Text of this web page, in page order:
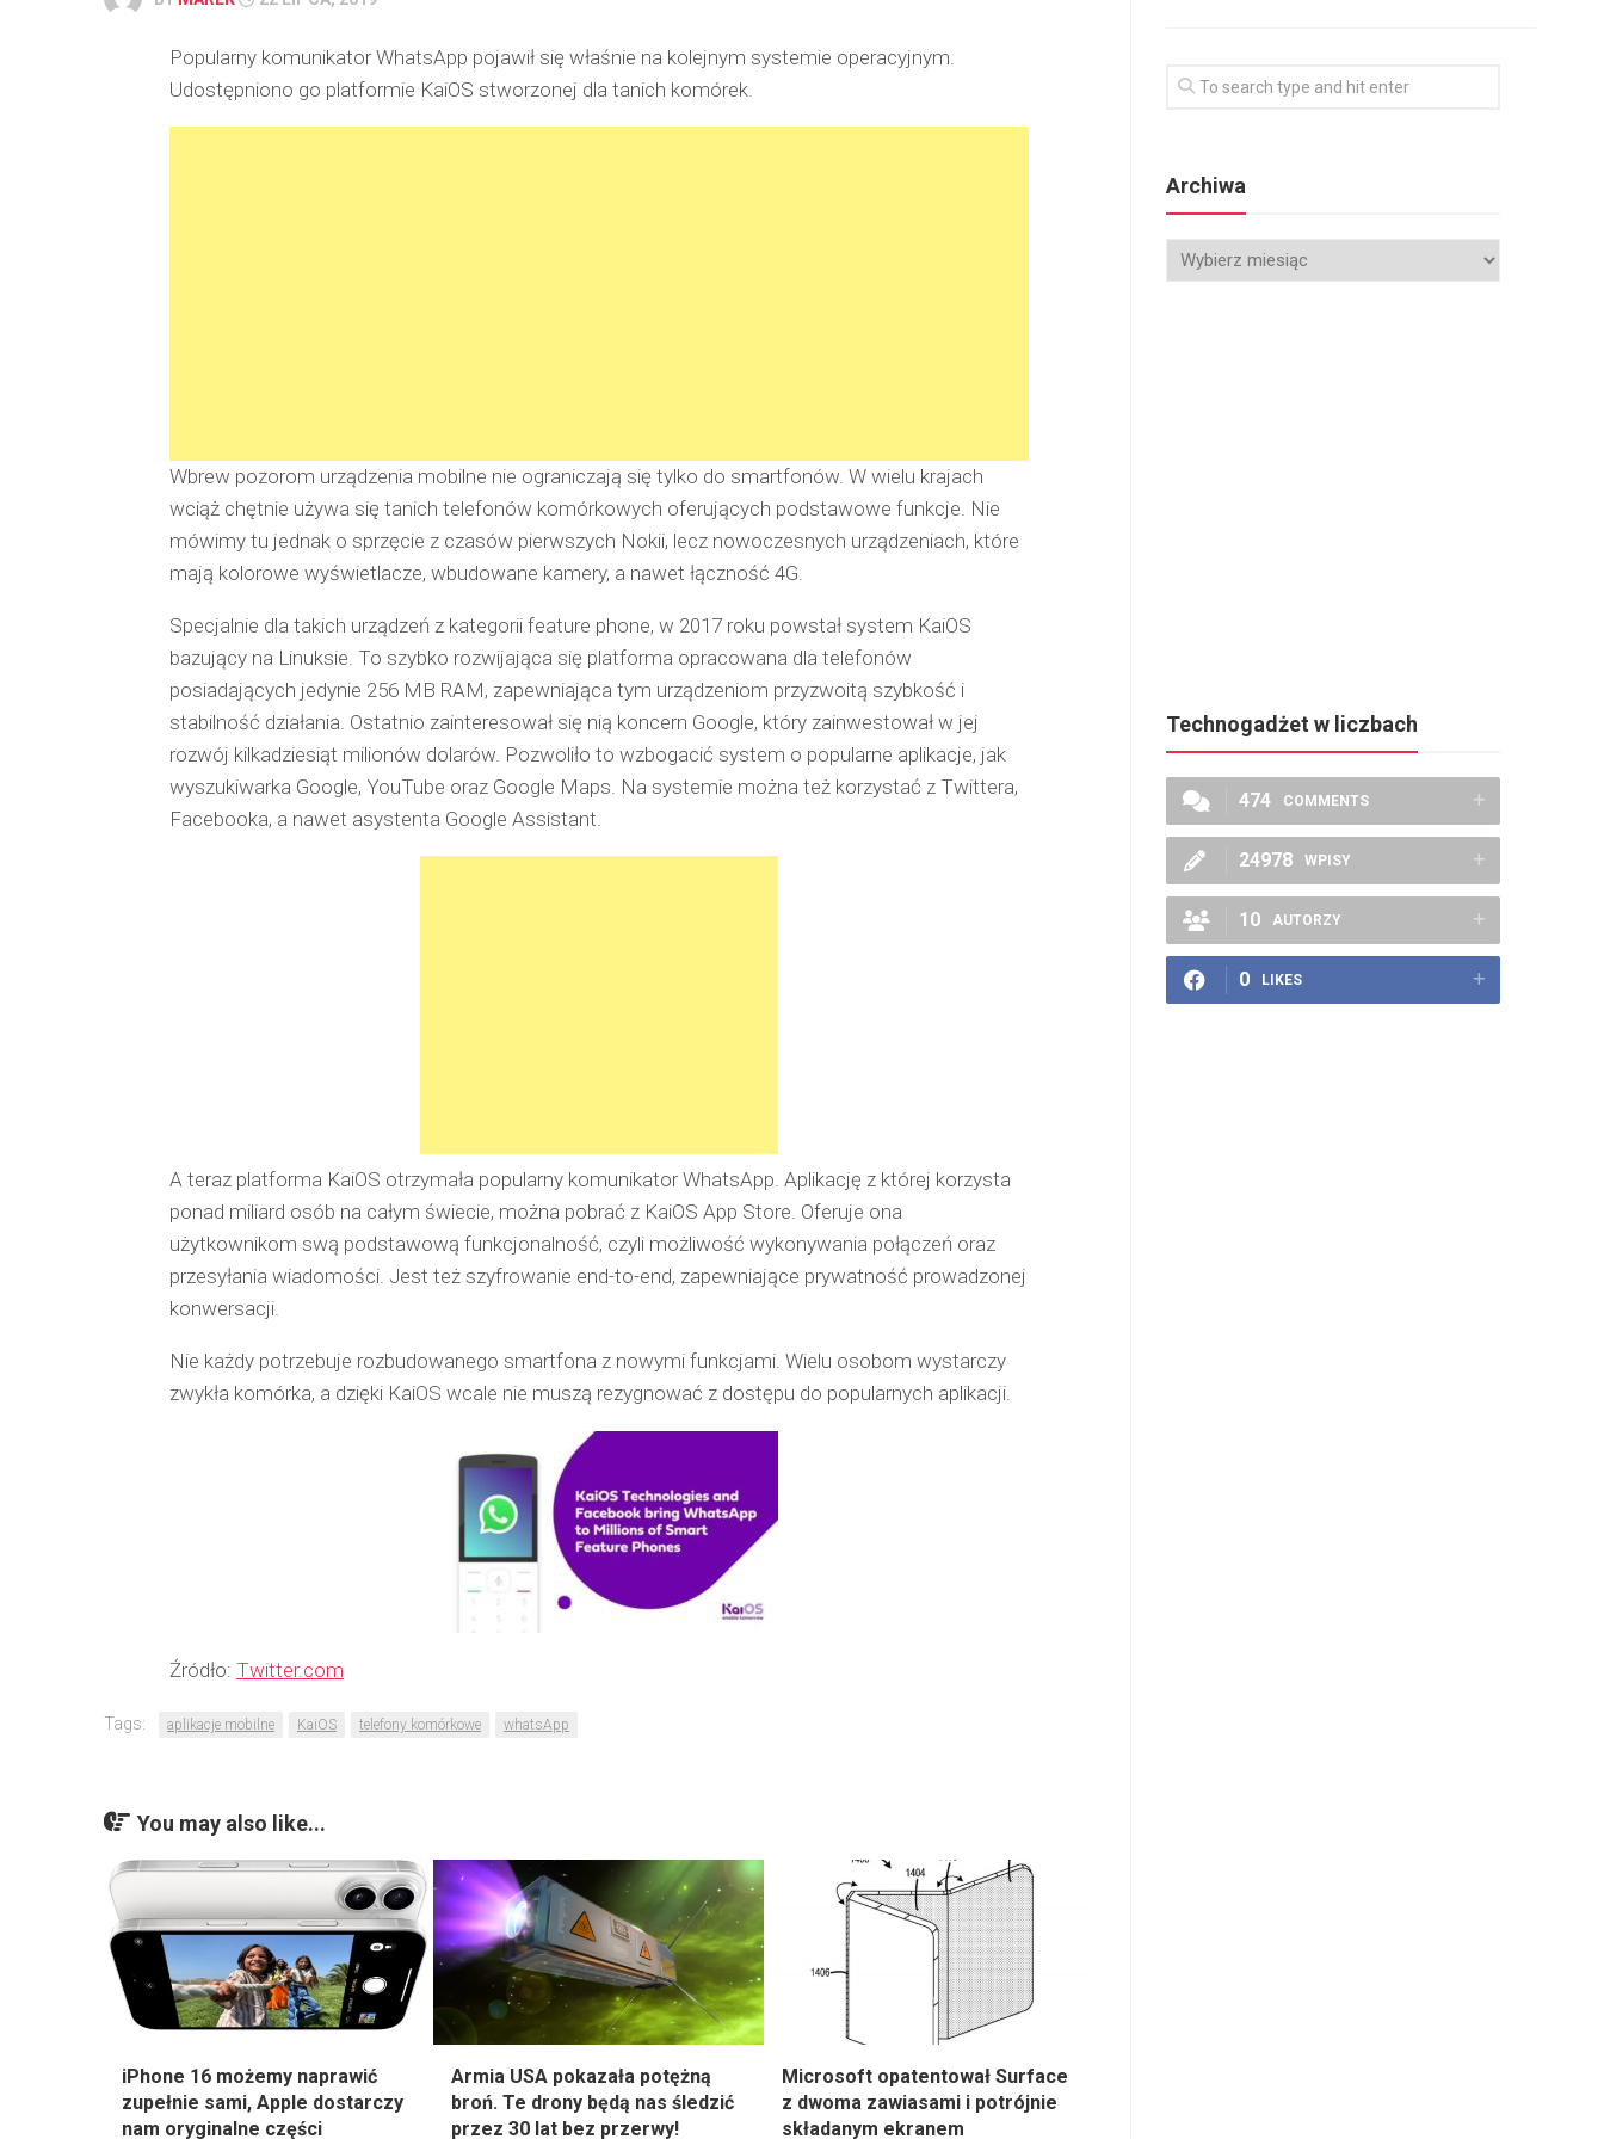
Popularny komunikator WhatsApp pojawił się właśnie na kolejnym systemie operacyjnym.
Udostępniono go platformie KaiOS stworzonej dla tanich komórek.
Wbrew pozorom urządzenia mobilne nie ograniczają się tylko do smartfonów. W wielu krajach
wciąż chętnie używa się tanich telefonów komórkowych oferujących podstawowe funkcje. Nie
mówimy tu jednak o sprzęcie z czasów pierwszych Nokii, lecz nowoczesnych urządzeniach, które
mają kolorowe wyświetlacze, wbudowane kamery, a nawet łączność 4G.
Specjalnie dla takich urządzeń z kategorii feature phone, w 2017 roku powstał system KaiOS
bazujący na Linuksie. To szybko rozwijająca się platforma opracowana dla telefonów
posiadających jedynie 256 MB RAM, zapewniająca tym urządzeniom przyzwoitą szybkość i
stabilność działania. Ostatnio zainteresował się nią koncern Google, który zainwestował w jej
rozwój kilkadziesiąt milionów dolarów. Pozwoliło to wzbogacić system o popularne aplikacje, jak
wyszukiwarka Google, YouTube oraz Google Maps. Na systemie można też korzystać z Twittera,
Facebooka, a nawet asystenta Google Assistant.
A teraz platforma KaiOS otrzymała popularny komunikator WhatsApp. Aplikację z której korzysta
ponad miliard osób na całym świecie, można pobrać z KaiOS App Store. Oferuje ona
użytkownikom swą podstawową funkcjonalność, czyli możliwość wykonywania połączeń oraz
przesyłania wiadomości. Jest też szyfrowanie end-to-end, zapewniające prywatność prowadzonej
konwersacji.
Nie każdy potrzebuje rozbudowanego smartfona z nowymi funkcjami. Wielu osobom wystarczy
zwykła komórka, a dzięki KaiOS wcale nie muszą rezygnować z dostępu do popularnych aplikacji.
Źródło: Twitter.com
Tags: aplikacje mobilne KaiOS telefony komórkowe whatsApp
You may also like...
iPhone 16 możemy naprawić
zupełnie sami, Apple dostarczy
nam oryginalne części
Armia USA pokazała potężną
broń. Te drony będą nas śledzić
przez 30 lat bez przerwy!
Microsoft opatentował Surface
z dwoma zawiasami i potrójnie
składanym ekranem
Archiwa
Technogadżet w liczbach
474 COMMENTS
24978 WPISY
10 AUTORZY
0 LIKES